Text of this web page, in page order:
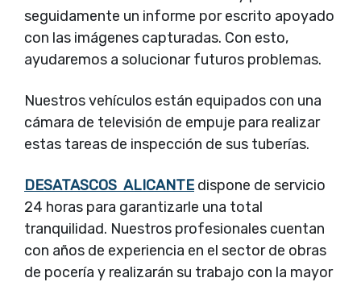
seguidamente un informe por escrito apoyado
con las imágenes capturadas. Con esto,
ayudaremos a solucionar futuros problemas.
Nuestros vehículos están equipados con una
cámara de televisión de empuje para realizar
estas tareas de inspección de sus tuberías.
DESATASCOS ALICANTE dispone de servicio
24 horas para garantizarle una total
tranquilidad. Nuestros profesionales cuentan
con años de experiencia en el sector de obras
de pocería y realizarán su trabajo con la mayor